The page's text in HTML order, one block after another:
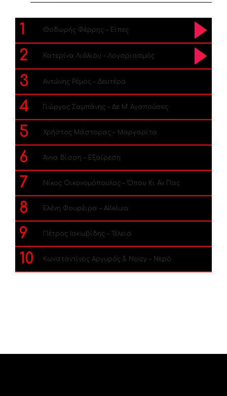
1 Θοδωρής Φέρρης – Είπες
2 Κατερίνα Λιόλιου – Λογαριασμός
3 Αντώνης Ρέμος – Δευτέρα
4 Γιώργος Σαμπάνης – Δε Μ’ Αγαπούσες
5 Χρήστος Μάστορας – Μαργαρίτα
6 Άννα Βίσση – Εξαίρεση
7 Νίκος Οικονομόπουλος – Όπου Κι Αν Πας
8 Ελένη Φουρέιρα – Alleluia
9 Πέτρος Ιακωβίδης – Τέλεια
10 Κωνσταντίνος Αργυρός & Noizy – Νερό